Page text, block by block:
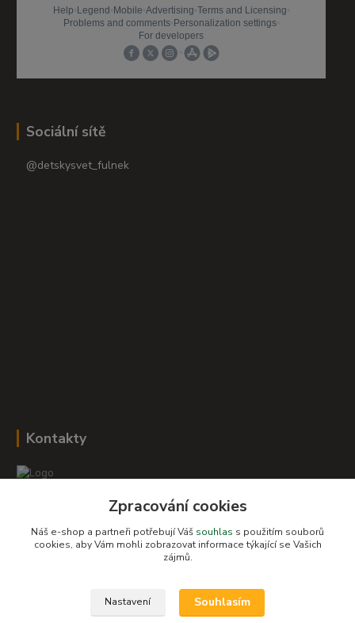
Sociální sítě
@detskysvet_fulnek
Kontakty
+420 604 278 943
obchod-detskysvet@seznam.cz
Zpracování cookies
Náš e-shop a partneři potřebují Váš souhlas s použitím souborů
cookies, aby Vám mohli zobrazovat informace týkající se Vašich
zájmů.
Nastavení Souhlasím